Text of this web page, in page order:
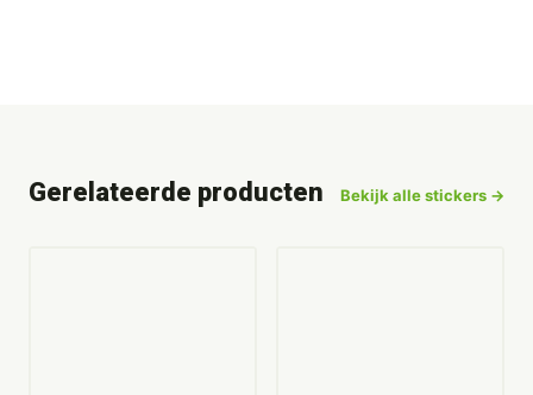
Gerelateerde producten Bekijk alle stickers →